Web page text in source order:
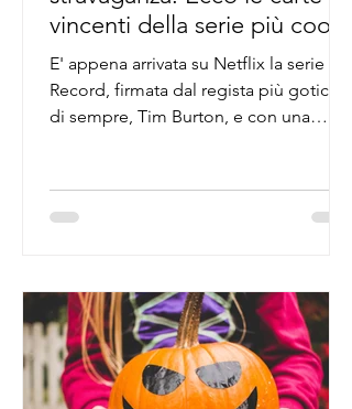
vincenti della serie più cool
del momento.
E' appena arrivata su Netflix la serie dei
Record, firmata dal regista più gotico
di sempre, Tim Burton, e con una